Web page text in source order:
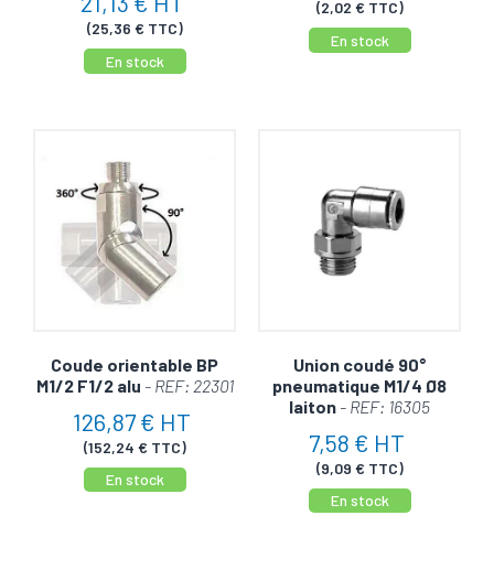
(25,36 € TTC)
En stock
(2,02 € TTC)
En stock
Coude orientable BP
M1/2 F1/2 alu - REF: 22301
126,87 € HT
(152,24 € TTC)
En stock
Union coudé 90°
pneumatique M1/4 Ø8
laiton - REF: 16305
7,58 € HT
(9,09 € TTC)
En stock